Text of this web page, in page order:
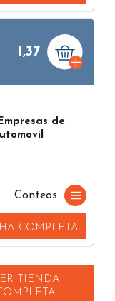
1,37
de
Conteos
COMPLETA
TIENDA